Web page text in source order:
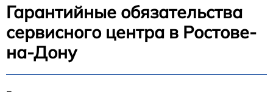
Гарантийные обязательства
сервисного центра в Ростове-
на-Дону